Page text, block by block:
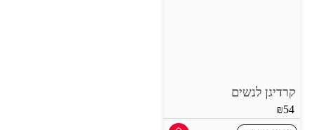
קרדיגן לנשים
₪54